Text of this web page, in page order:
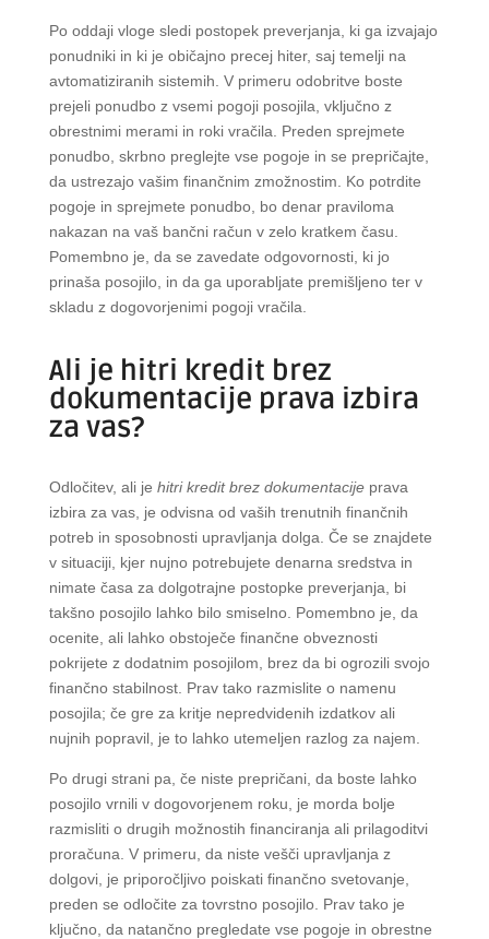
Po oddaji vloge sledi postopek preverjanja, ki ga izvajajo
ponudniki in ki je običajno precej hiter, saj temelji na
avtomatiziranih sistemih. V primeru odobritve boste
prejeli ponudbo z vsemi pogoji posojila, vključno z
obrestnimi merami in roki vračila. Preden sprejmete
ponudbo, skrbno preglejte vse pogoje in se prepričajte,
da ustrezajo vašim finančnim zmožnostim. Ko potrdite
pogoje in sprejmete ponudbo, bo denar praviloma
nakazan na vaš bančni račun v zelo kratkem času.
Pomembno je, da se zavedate odgovornosti, ki jo
prinaša posojilo, in da ga uporabljate premišljeno ter v
skladu z dogovorjenimi pogoji vračila.
Ali je hitri kredit brez
dokumentacije prava izbira
za vas?
Odločitev, ali je hitri kredit brez dokumentacijeprava
izbira za vas, je odvisna od vaših trenutnih finančnih
potreb in sposobnosti upravljanja dolga. Če se znajdete
v situaciji, kjer nujno potrebujete denarna sredstva in
nimate časa za dolgotrajne postopke preverjanja, bi
takšno posojilo lahko bilo smiselno. Pomembno je, da
ocenite, ali lahko obstoječe finančne obveznosti
pokrijete z dodatnim posojilom, brez da bi ogrozili svojo
finančno stabilnost. Prav tako razmislite o namenu
posojila; če gre za kritje nepredvidenih izdatkov ali
nujnih popravil, je to lahko utemeljen razlog za najem.
Po drugi strani pa, če niste prepričani, da boste lahko
posojilo vrnili v dogovorjenem roku, je morda bolje
razmisliti o drugih možnostih financiranja ali prilagoditvi
proračuna. V primeru, da niste vešči upravljanja z
dolgovi, je priporočljivo poiskati finančno svetovanje,
preden se odločite za tovrstno posojilo. Prav tako je
ključno, da natančno pregledate vse pogoje in obrestne